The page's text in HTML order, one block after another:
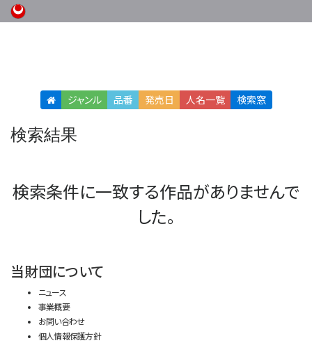
ジャンル 品番 発売日 人名一覧 検索窓
検索結果
検索条件に一致する作品がありませんで
した。
当財団について
ニュース
事業概要
お問い合わせ
個人情報保護方針